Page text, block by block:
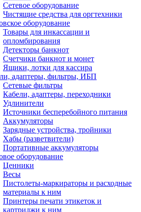
Сетевое оборудование
Чистящие средства для оргтехники
оборудование
Товары для инкассации и
опломбирования
Детекторы банкнот
Счетчики банкнот и монет
Ящики, лотки для кассира
адаптеры, фильтры, ИБП
Сетевые фильтры
Кабели, адаптеры, переходники
Удлинители
Источники бесперебойного питания
Аккумуляторы
Зарядные устройства, тройники
Хабы (разветвители)
Портативные аккумуляторы
оборудование
Ценники
Весы
Пистолеты-маркираторы и расходные
материалы к ним
Принтеры печати этикеток и
картриджи к ним